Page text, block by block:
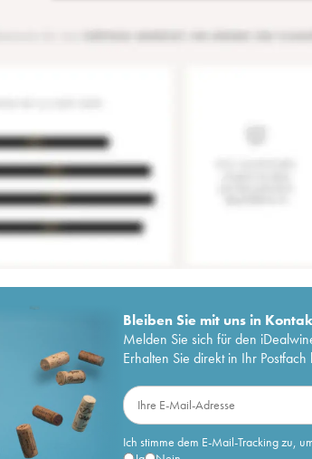
Bleiben Sie mit uns in
Melden Sie sich für den
Erhalten Sie direkt in Ihr
Ich stimme dem E-Mail-Tracking zu,